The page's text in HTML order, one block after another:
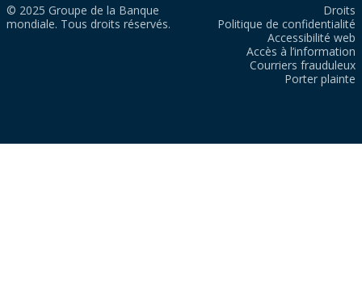
© 2025 Groupe de la Banque
mondiale. Tous droits réservés.
Droits
Politique de confidentialité
Accessibilité web
Accès à l’information
Courriers frauduleux
Porter plainte